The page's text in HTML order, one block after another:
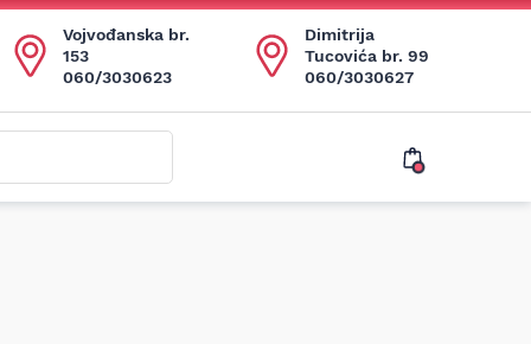
Vojvođanska br.
153
060/3030623
Dimitrija
Tucovića br. 99
060/3030627